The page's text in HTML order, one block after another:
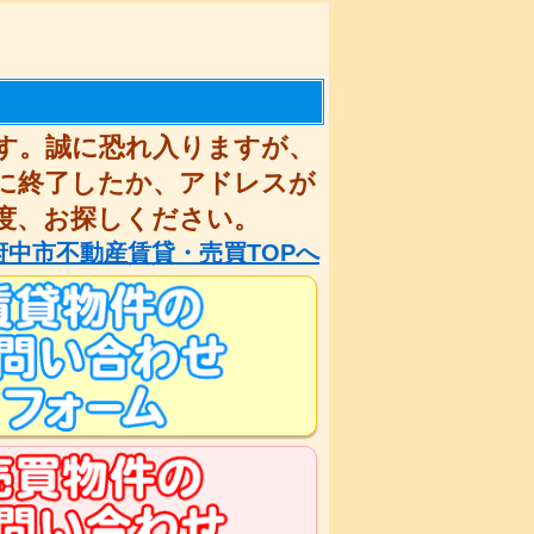
誠に恐れ入りますが、
終了したか、アドレスが
お探しください。
中市不動産賃貸・売買TOPへ